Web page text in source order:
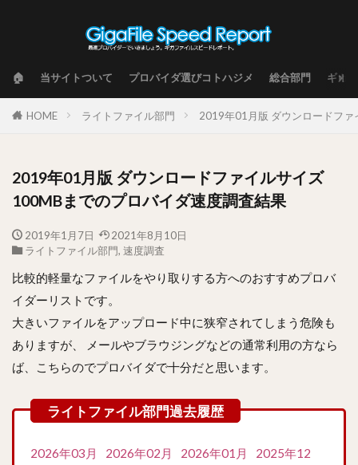
🏠 当サイトついて プロバイダ選びコトハジメ 総合部門 ギガ
HOME ライトファイル部門 2019年01月版 ダウンロードフ
2019年01月版 ダウンロードファイルサイズ
100MBまでのプロバイダ速度調査結果
2019年1月7日
2021年8月10日
ライトファイル部門, 速度調査
比較的軽量なファイルをやり取りする方へのおすすめプロバ
イダーリストです。
大きいファイルをアップロード中に狭窄されてしまう危険も
ありますが、 メールやブラウジングなどの通常利用の方なら
ば、こちらのでプロバイダで十分だと思います。
2026年03月 2026年02月 2026年01月
2025年12